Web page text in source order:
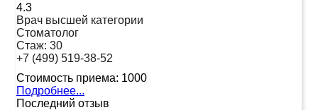
4.3
Врач высшей категории
Стоматолог
Стаж: 30
+7 (499) 519-38-52
Стоимость приема: 1000
Подробнее...
Последний отзыв